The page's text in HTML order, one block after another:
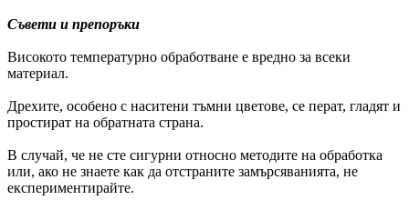
Съвети и препоръки
Високото температурно обработване е вредно за всеки
материал.
Дрехите, особено с наситени тъмни цветове, се перат, гладят и
простират на обратната страна.
В случай, че не сте сигурни относно методите на обработка
или, ако не знаете как да отстраните замърсяванията, не
експериментирайте.